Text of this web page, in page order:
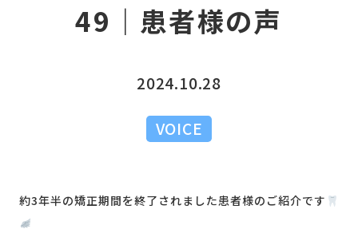
49｜患者様の声
2024.10.28
VOICE
約3年半の矯正期間を終了されました患者様のご紹介です